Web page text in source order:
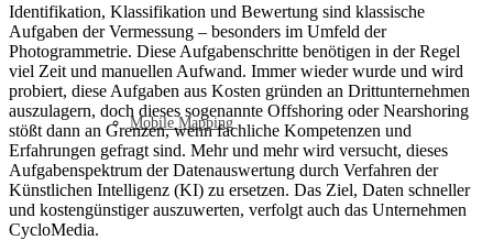
Mobile Mapping
Identifikation, Klassifikation und Bewertung sind klassische
Aufgaben der Vermessung – besonders im Umfeld der
Photogrammetrie. Diese Aufgabenschritte benötigen in der Regel
viel Zeit und manuellen Aufwand. Immer wieder wurde und wird
probiert, diese Aufgaben aus Kosten gründen an Drittunternehmen
auszulagern, doch dieses sogenannte Offshoring oder Nearshoring
stößt dann an Grenzen, wenn fachliche Kompetenzen und
Erfahrungen gefragt sind. Mehr und mehr wird versucht, dieses
Aufgabenspektrum der Datenauswertung durch Verfahren der
Künstlichen Intelligenz (KI) zu ersetzen. Das Ziel, Daten schneller
und kostengünstiger auszuwerten, verfolgt auch das Unternehmen
CycloMedia.